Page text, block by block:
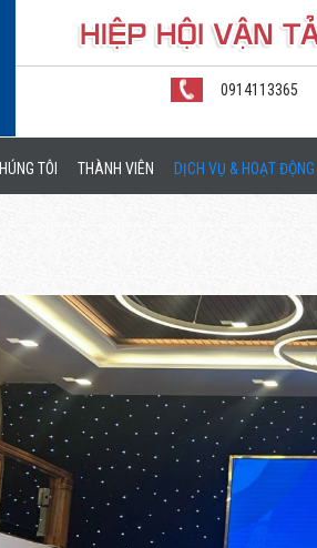
0914113365
TÔI THÀNH VIÊN DỊCH VỤ & HOẠT ĐỘNG